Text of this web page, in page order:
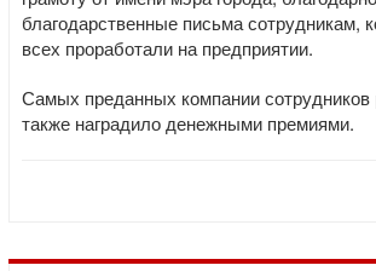
благодарственные письма сотрудникам,
всех проработали на предприятии.
Самых преданных компании сотрудников
также наградило денежными премиями.